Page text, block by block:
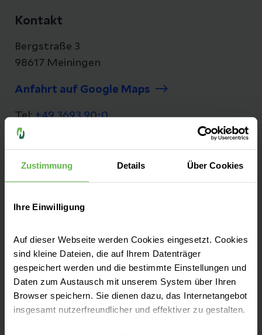
Zustimmung Details Über Cookies
Ihre Einwilligung
Auf dieser Webseite werden Cookies eingesetzt. Cookies
sind kleine Dateien, die auf Ihrem Datenträger
gespeichert werden und die bestimmte Einstellungen und
Daten zum Austausch mit unserem System über Ihren
Browser speichern. Sie dienen dazu, das Internetangebot
insgesamt nutzerfreundlicher und effektiver zu gestalten.
Kontakt
Bergstraße 3
98617 Meiningen
Anfahrt auf Google Maps
Tel:+49 3693 90-0
Fax: +49 3693 90-12 34
Seit mehr als 25 Jahren versorgen wir unsere
Dreißigacker. Das Helios Klinikum Meiningen
ist ein Akutkrankenhaus mit regionaler und
überregionaler Versorgung und
Akademisches Lehrkrankenhaus des
Universitätsklinikums Jena.